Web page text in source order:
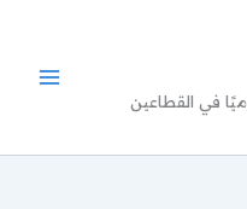
في القطاعين